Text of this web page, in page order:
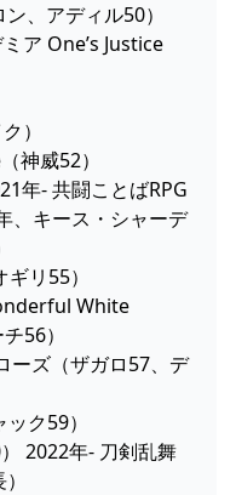
、アディル50）
ア One’s Justice
）
神威52）
年- 共闘ことばRPG
、キース・シャーデ
リ55）
White
56）
ーズ（ザガロ57、デ
ク59）
2022年- 刀剣乱舞